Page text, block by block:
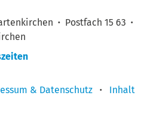
· Postfach 15 63 ·
& Datenschutz ·
Inhalt